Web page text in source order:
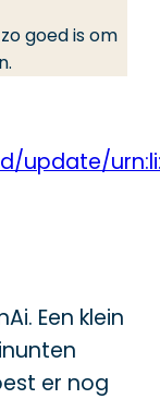
goed is om
update/
Een klein
er nog